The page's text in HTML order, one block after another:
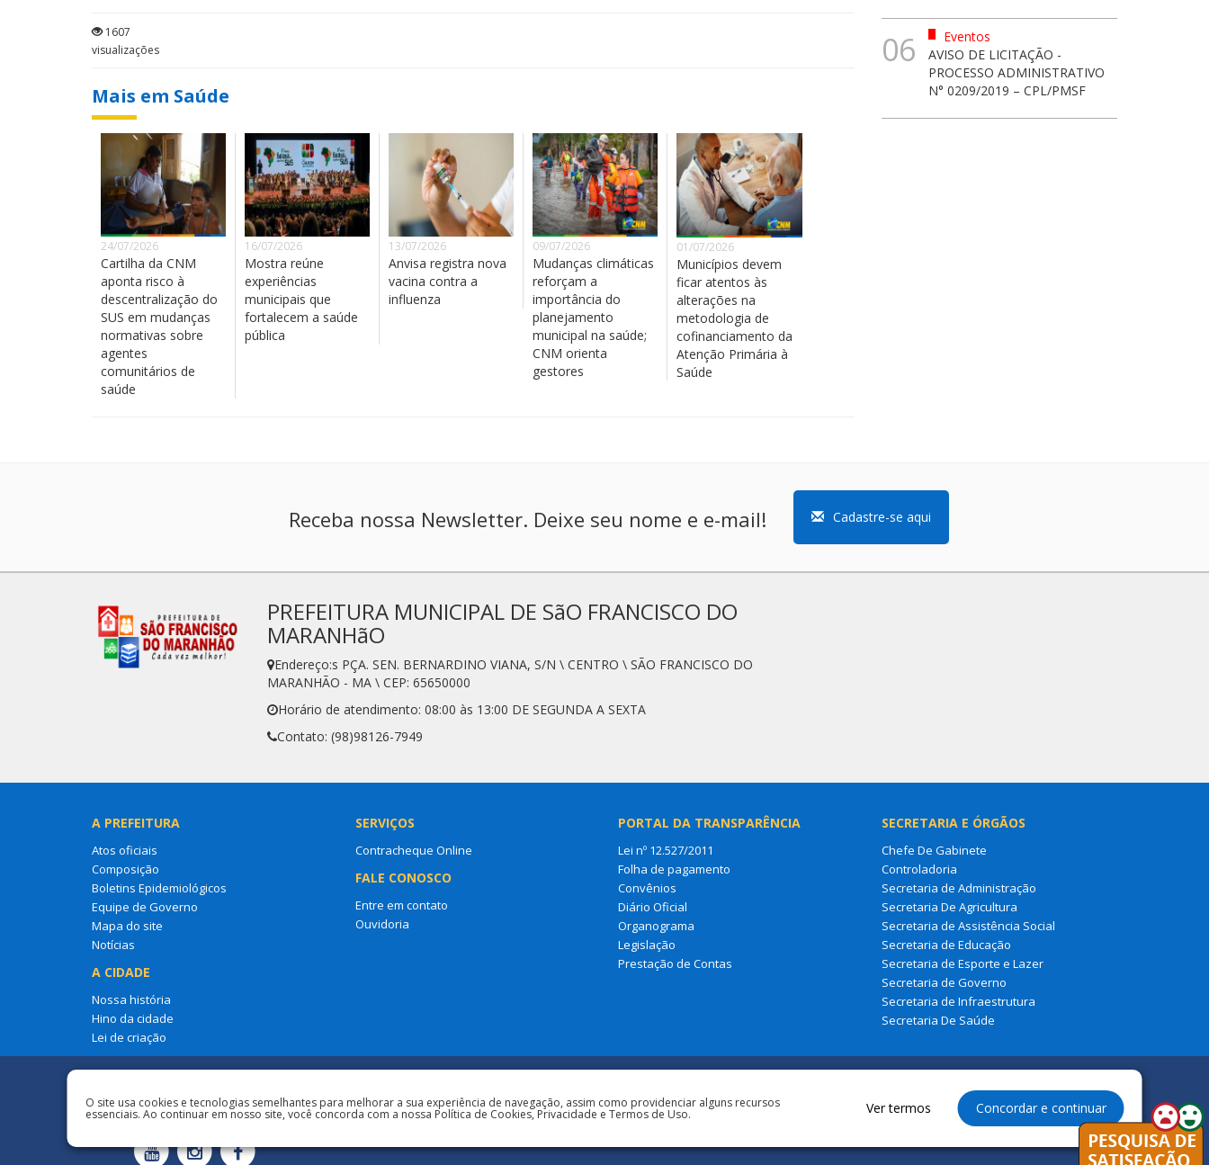
1607
visualizações
Mais em Saúde
24/07/2026
Cartilha da CNM
aponta risco à
descentralização do
SUS em mudanças
normativas sobre
agentes
comunitários de
saúde
16/07/2026
Mostra reúne
experiências
municipais que
fortalecem a saúde
pública
13/07/2026
Anvisa registra nova
vacina contra a
influenza
09/07/2026
Mudanças climáticas
reforçam a
importância do
planejamento
municipal na saúde;
CNM orienta
gestores
01/07/2026
Municípios devem
ficar atentos às
alterações na
metodologia de
cofinanciamento da
Atenção Primária à
Saúde
06
Eventos
AVISO DE LICITAÇÃO -
PROCESSO ADMINISTRATIVO
N° 0209/2019 – CPL/PMSF
Receba nossa Newsletter. Deixe seu nome e e-mail! Cadastre-se aqui
PREFEITURA MUNICIPAL DE SãO FRANCISCO DO
MARANHãO
Endereço:s PÇA. SEN. BERNARDINO VIANA, S/N \ CENTRO \ SÃO FRANCISCO DO
MARANHÃO - MA \ CEP: 65650000
Horário de atendimento: 08:00 às 13:00 DE SEGUNDA A SEXTA
Contato: (98)98126-7949
A PREFEITURA
Atos oficiais
Composição
Boletins Epidemiológicos
Equipe de Governo
Mapa do site
Notícias
A CIDADE
Nossa história
Hino da cidade
Lei de criação
SERVIÇOS
Contracheque Online
FALE CONOSCO
Entre em contato
Ouvidoria
PORTAL DA TRANSPARÊNCIA
Lei nº 12.527/2011
Folha de pagamento
Convênios
Diário Oficial
Organograma
Legislação
Prestação de Contas
SECRETARIA E ÓRGÃOS
Chefe De Gabinete
Controladoria
Secretaria de Administração
Secretaria De Agricultura
Secretaria de Assistência Social
Secretaria de Educação
Secretaria de Esporte e Lazer
Secretaria de Governo
Secretaria de Infraestrutura
Secretaria De Saúde
Redes Sociais Todos os direitos reservados à Prefeitura Municipal de São Francisco Do Maranhão
O site usa cookies e tecnologias semelhantes para melhorar a sua experiência de navegação, assim como providenciar alguns recursos
essenciais. Ao continuar em nosso site, você concorda com a nossa Política de Cookies, Privacidade e Termos de Uso. Ver termos Concordar e continuar